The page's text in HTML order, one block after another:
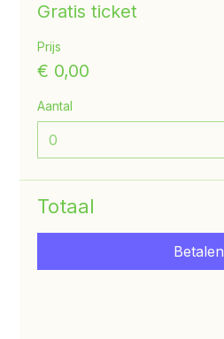
Gratis ticket
Prijs
€ 0,00
Aantal
Totaal
Betalen